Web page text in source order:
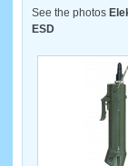
See the photos
ESD